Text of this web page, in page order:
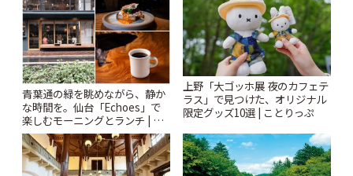
青葉通の緑を眺めながら、静か
な時間を。仙台「Echoes」で
楽しむモーニングとランチ | こ
とりっぷ
上野「大ゴッホ展 夜のカフェテ
ラス」で見つけた、オリジナル
限定グッズ10選 | ことりっぷ